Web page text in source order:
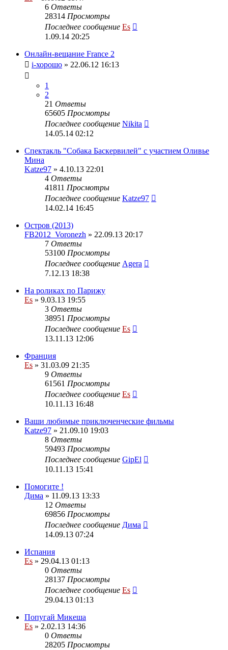
6 Ответы
28314 Просмотры
Последнее сообщение Es
1.09.14 20:25
Онлайн-вещание France 2
i-хорошо » 22.06.12 16:13
1
2
21 Ответы
65605 Просмотры
Последнее сообщение Nikita
14.05.14 02:12
Спектакль "Собака Баскервилей" с участием Оливье
Мина
Katze97 » 4.10.13 22:01
4 Ответы
41811 Просмотры
Последнее сообщение Katze97
14.02.14 16:45
Остров (2013)
FB2012_Voronezh » 22.09.13 20:17
7 Ответы
53100 Просмотры
Последнее сообщение Agera
7.12.13 18:38
На роликах по Парижу
Es » 9.03.13 19:55
3 Ответы
38951 Просмотры
Последнее сообщение Es
13.11.13 12:06
Франция
Es » 31.03.09 21:35
9 Ответы
61561 Просмотры
Последнее сообщение Es
10.11.13 16:48
Ваши любимые приключенческие фильмы
Katze97 » 21.09.10 19:03
8 Ответы
59493 Просмотры
Последнее сообщение GipEl
10.11.13 15:41
Помогите !
Дима » 11.09.13 13:33
12 Ответы
69856 Просмотры
Последнее сообщение Дима
14.09.13 07:24
Испания
Es » 29.04.13 01:13
0 Ответы
28137 Просмотры
Последнее сообщение Es
29.04.13 01:13
Попугай Микеша
Es » 2.02.13 14:36
0 Ответы
28205 Просмотры